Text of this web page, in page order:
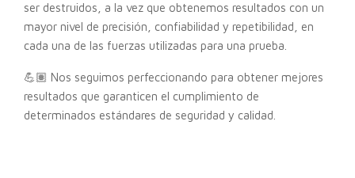
ser destruidos, a la vez que obtenemos resultados con un
mayor nivel de precisión, confiabilidad y repetibilidad, en
cada una de las fuerzas utilizadas para una prueba.
💪🏽 Nos seguimos perfeccionando para obtener mejores
resultados que garanticen el cumplimiento de
determinados estándares de seguridad y calidad.